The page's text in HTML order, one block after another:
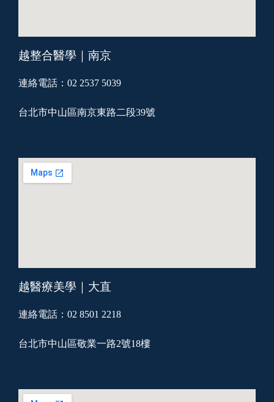
越整合醫學｜南京
連絡電話：02 2537 5039
台北市中山區南京東路二段39號
越醫療美學｜大直
連絡電話：02 8501 2218
台北市中山區敬業一路2號18樓